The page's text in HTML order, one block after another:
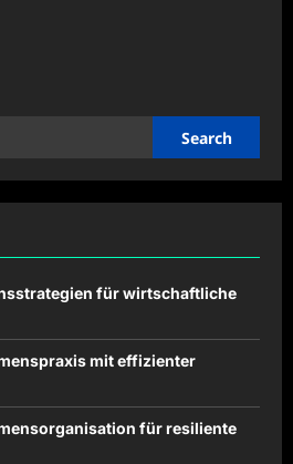
für wirtschaftliche
mit effizienter
für resiliente